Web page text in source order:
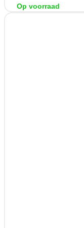
Op voorraad